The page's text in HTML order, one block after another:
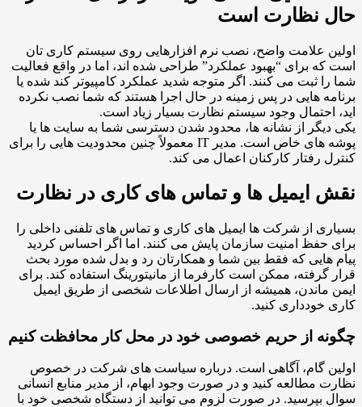
نظارت است
علامت واضح، نصب نرم افزارهایی روی سیستم کاری تان
که برای “بهبود عملکرد” طراحی شده اند، اما در واقع فعالیت
ثبت می کنند. اگر متوجه شدید عملکرد کامپیوتر کند شده یا
هایی در پس زمینه در حال اجرا هستند که شما نصب نکرده
احتمال وجود سیستم نظارت بسیار زیاد است.
دیگر از نشانه ها، محدود شدن دسترسی شما به سایت ها یا
پوشه های خاص است. مدیر IT معمولاً چنین محدودیت هایی را برای
رفتار کارکنان اعمال می کند.
ایمیل ها و تماس های کاری در نظارت
از شرکت ها ایمیل های کاری و تماس های تلفنی داخلی را
حفظ امنیت سازمان پایش می کنند. اما اگر احساس کردید
هایی که فقط بین شما و همکارتان رد و بدل شده مورد بحث
گرفته، ممکن است کارفرما از مانیتورینگ استفاده کند. برای
ماندن، همیشه از ارسال اطلاعات شخصی از طریق ایمیل
خودداری کنید.
از حریم خصوصی خود در محل کار محافظت کنیم
گام، آگاهی است. درباره سیاست های شرکت در خصوص
مطالعه کنید و در صورت وجود ابهام، از مدیر منابع انسانی
بپرسید. در صورت لزوم می توانید از دستگاه شخصی خود با